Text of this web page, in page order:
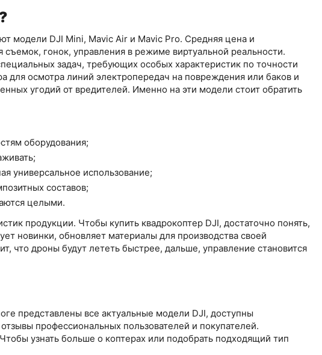
модели DJI Mini, Mavic Air и Mavic Pro. Средняя цена и
гонок, управления в режиме виртуальной реальности.
задач, требующих особых характеристик по точности
для осмотра линий электропередач на повреждения или баков и
угодий от вредителей. Именно на эти модели стоит обратить
оборудования;
универсальное использование;
составов;
целыми.
продукции. Чтобы купить квадрокоптер DJI, достаточно понять,
новинки, обновляет материалы для производства своей
что дроны будут лететь быстрее, дальше, управление становится
представлены все актуальные модели DJI, доступны
профессиональных пользователей и покупателей.
узнать больше о коптерах или подобрать подходящий тип